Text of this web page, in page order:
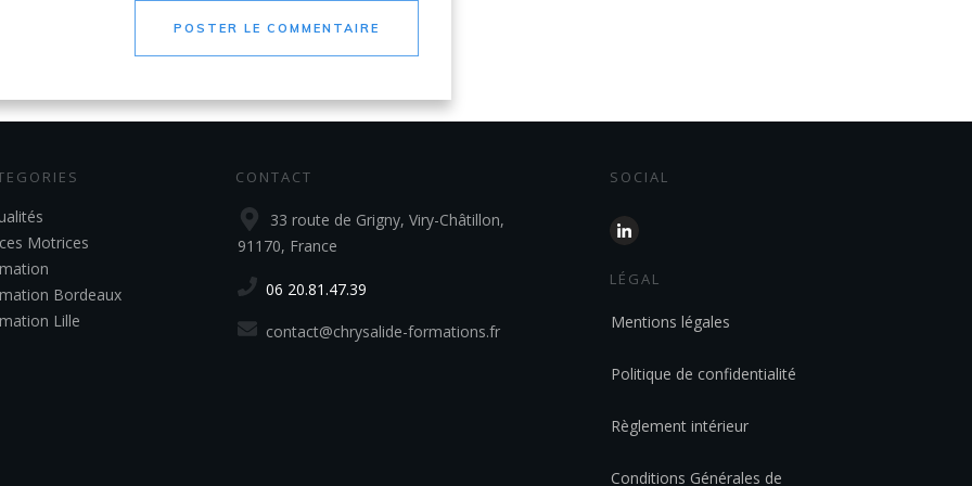
POSTER LE COMMENTAIRE
Motrices
Bordeaux
Lille
CONTACT
33 route de Grigny, Viry-Châtillon,
91170, France
06 20.81.47.39
contact@chrysalide-formations.fr
SOCIAL
LÉGAL
Mentions légales
Politique de confidentialité
Règlement intérieur
Conditions Générales de